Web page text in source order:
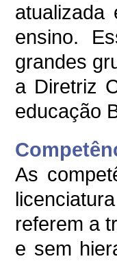
atualizada
ensino.
grandes
a Diretriz
educação
As
referem a
e sem